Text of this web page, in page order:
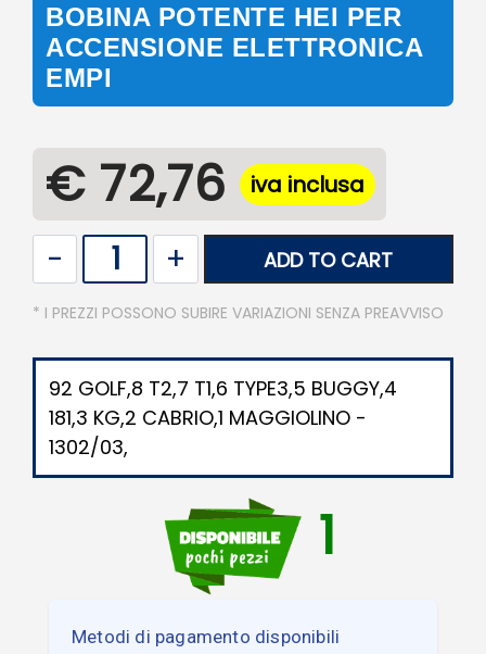
BOBINA POTENTE HEI PER
ACCENSIONE ELETTRONICA
EMPI
€ 72,76 iva inclusa
ADD TO CART
* I PREZZI POSSONO SUBIRE VARIAZIONI SENZA PREAVVISO
92 GOLF,8 T2,7 T1,6 TYPE3,5 BUGGY,4
181,3 KG,2 CABRIO,1 MAGGIOLINO -
1302/03,
1
Metodi di pagamento disponibili